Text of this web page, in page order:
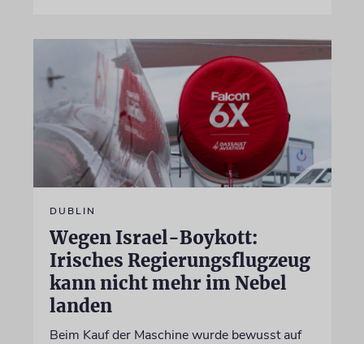
DUBLIN
Wegen Israel-Boykott:
Irisches Regierungsflugzeug
kann nicht mehr im Nebel
landen
Beim Kauf der Maschine wurde bewusst auf